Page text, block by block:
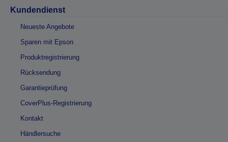
Kundendienst
Neueste Angebote
Sparen mit Epson
Produktregistrierung
Rücksendung
Garantieprüfung
CoverPlus-Registrierung
Kontakt
Händlersuche